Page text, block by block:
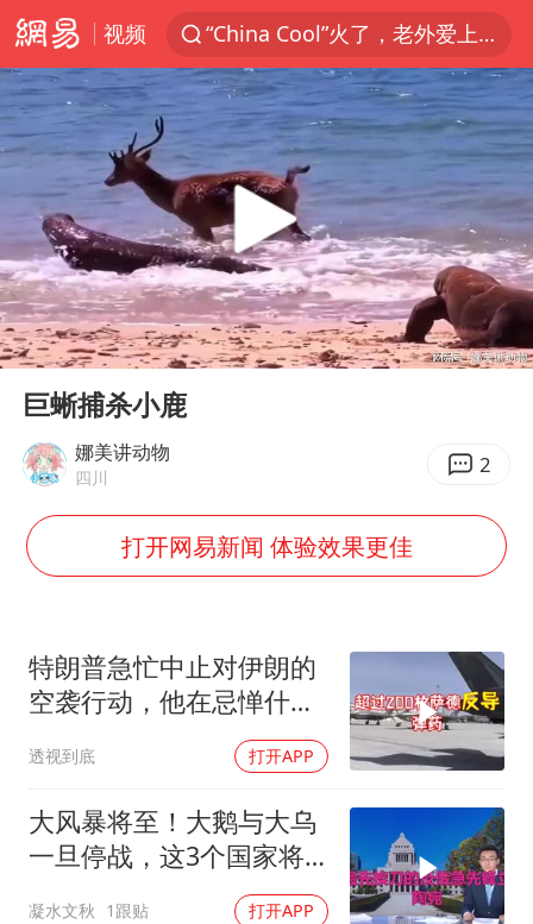
视频
“China Cool”火了，老外爱上中国避暑游
中国东方电气集团原党组副书记、董事宋致远被查
俄黑客称掌握北约直接参与袭俄证据
浙江海事局启动Ⅰ级防台应急响应
预计“白海豚”明晚将在浙江舟山到福建福鼎一带沿海登陆
云南一地村民过火把节意外灼伤16人
泰国初中生饮弹自尽前开了26枪
用AI造出新病毒意味着什么
台州《告全体市民书》：非必要不外出
泰国校园枪击事件已致8死30余伤
宇树王兴兴被问了360多个问题
美参院通过一项对俄能源领域制裁法案
四川宜宾地震网友称睡觉被摇醒
夯实基础开新局
Play
00:00 00:50
巨蜥捕杀小鹿
娜美讲动物
四川 2
打开网易新闻 体验效果更佳
特朗普急忙中止对伊朗的
空袭行动，他在忌惮什
透视到底 打开APP
大风暴将至！大鹅与大乌
一旦停战，这3个国家将
凝水文秋 1跟贴 打开APP